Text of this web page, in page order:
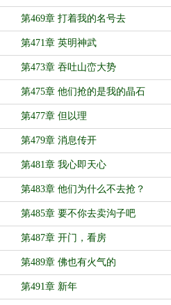
第469章 打着我的名号去
第471章 英明神武
第473章 吞吐山峦大势
第475章 他们抢的是我的晶石
第477章 但以理
第479章 消息传开
第481章 我心即天心
第483章 他们为什么不去抢？
第485章 要不你去卖沟子吧
第487章 开门，看房
第489章 佛也有火气的
第491章 新年